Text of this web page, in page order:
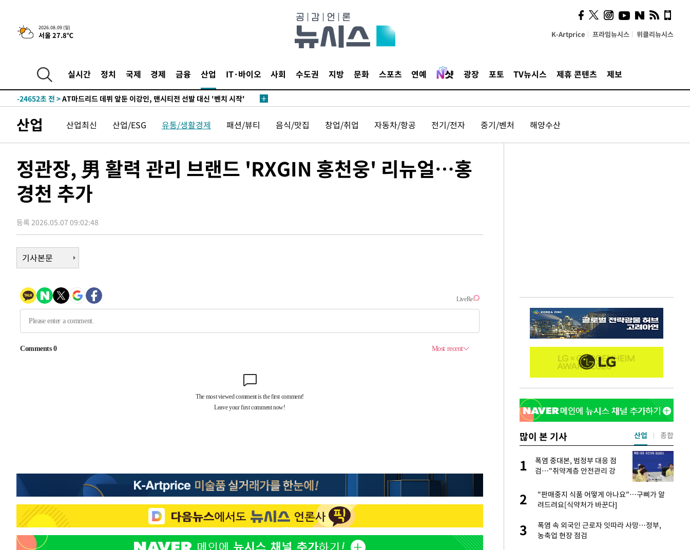
2026.08.09 (일)
서울 27.8℃ K-Artprice 프라임뉴시스 위클리뉴시스
실시간 정치 국제 경제 금융 산업 IT·바이오 사회 수도권 지방 문화 스포츠 연예 광장 포토 TV뉴시스 제휴 콘텐츠 제보
4시간 전 >이군이 불법 군시설 건설한 레바논 남부에서 레바논군 3명 폭발로 부상
-31714초 전 > 네타냐후, 트럼프의 가자 평화 2차 15개조 평화안 '거부'
-27306초 전 >
태풍 돌핀, 중 저장성 타이저우시 해안에 상륙 (1보)
-24652초 전 >
-23282초 전 >[속보]與 강원·TK 당원투표 합산 김민석 48.54%로 승리…정청래
44.53%
-22456초 전 > [속보]與전대 권리당원투표…강원·경북 김민석, 대구 정청래 승리
-22263초 전 >[속보]與 당대표 경선, 경북 권리당원 투표 김민석 47.37%·정청래
46.35%
-21962초 전 >[속보]與 당대표 경선, 강원 권리당원 투표 김민석 승리…50.30%
득표
-19880초 전 >"일본축구협회, 대한축구협회 성 접대 의혹 심판 조사"
-12522초 전 >[속보]장은수, KLPGA 제주삼다수 역전 우승…데뷔 10년 차에 첫
-7814초 전 >손흥민, 68분 뛰고 2경기 침묵…LAFC, 톨루카에 1-0 승리(종합)
-5838초 전 >
이강인, 오늘 서울서 AT마드리드 입단식…'전례 없는 특급대우'
2시간 전 >'여긴 20도, 저긴 50도'…열화상 카메라로 본 폭염 저감시설 '온도차'
2시간 전 > 콜롬비아 신임 우파 대통령 취임 하루만에 차량폭탄 폭발 사건
3시간 전 >튀르키예 외무장관, "메카 3국 방위협정은 이란이 목표 아냐 " 밝혀
AT마드리드 데뷔 앞둔 이강인, 맨시티전 선발 대신 '벤치 시작'
[속보]與 강원·TK 당원투표 합산 김민석 48.54%로 승리…정청래
與 강원·TK 당원투표 합산 김민석 46.01%로 승리…정청래
-19880초 전 >"일본축구협회, 대한축구협회 성 접대 의혹 심판 조사"
-12522초 전 >
[속보]장은수, KLPGA 제주삼다수 역전 우승…데뷔 10년 차에 첫
정상
-7814초 전 >손흥민, 68분 뛰고 2경기 침묵…LAFC, 톨루카에 1-0 승리(종합)
-7086초 전 >'2경기 연속 침묵' 손흥민, 톨루카전 68분만 뛰고 슈팅 0개
-5838초 전 >
이강인, 오늘 서울서 AT마드리드 입단식…'전례 없는 특급대우'
산업 산업최신 산업/ESG 유통/생활경제 패션/뷰티 음식/맛집 창업/취업 자동차/항공 전기/전자 중기/벤처 해양수산
정관장, 男 활력 관리 브랜드 'RXGIN 홍천웅' 리뉴얼…홍
경천 추가
등록 2026.05.07 09:02:48
기사본문
많이 본 기사
2
LAFC 손흥민, 리그스컵 톨루카전 선발 출
격…득점포 재가동 도전
3
이강인, 오늘 서울서 AT마드리드 입단
식…'전례 없는 특급대우'
1
폭염 중대본, 범정부 대응 점
검…"취약계층 안전관리 강
2
"판매중지 식품 어떻게 아나요"…구삐가 알
려드려요[식약처가 바꾼다]
3
폭염 속 외국인 근로자 잇따라 사망…정부,
농축업 현장 점검
산업 종합